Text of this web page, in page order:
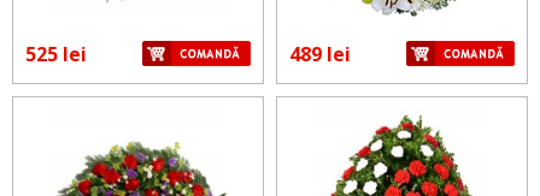
525 lei 489 lei